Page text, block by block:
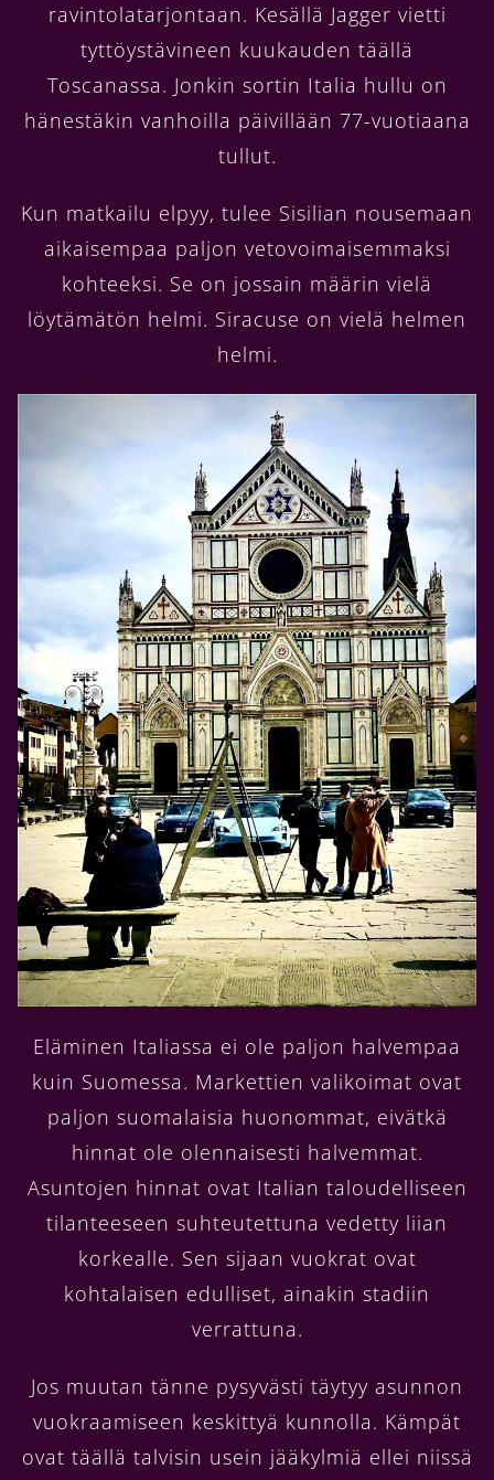
ravintolatarjontaan. Kesällä Jagger vietti
tyttöystävineen kuukauden täällä
Toscanassa. Jonkin sortin Italia hullu on
hänestäkin vanhoilla päivillään 77-vuotiaana
tullut.
Kun matkailu elpyy, tulee Sisilian nousemaan
aikaisempaa paljon vetovoimaisemmaksi
kohteeksi. Se on jossain määrin vielä
löytämätön helmi. Siracuse on vielä helmen
helmi.
Eläminen Italiassa ei ole paljon halvempaa
kuin Suomessa. Markettien valikoimat ovat
paljon suomalaisia huonommat, eivätkä
hinnat ole olennaisesti halvemmat.
Asuntojen hinnat ovat Italian taloudelliseen
tilanteeseen suhteutettuna vedetty liian
korkealle. Sen sijaan vuokrat ovat
kohtalaisen edulliset, ainakin stadiin
verrattuna.
Jos muutan tänne pysyvästi täytyy asunnon
vuokraamiseen keskittyä kunnolla. Kämpät
ovat täällä talvisin usein jääkylmiä ellei niissä